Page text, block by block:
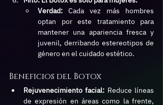
Verdad: Cada vez más hombres
optan por este tratamiento para
mantener una apariencia fresca y
juvenil, derribando estereotipos de
género en el cuidado estético.
Beneficios del Botox
Rejuvenecimiento facial: Reduce líneas
de expresión en áreas como la frente,